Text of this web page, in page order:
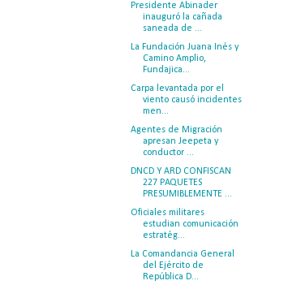
Presidente Abinader
inauguró la cañada
saneada de ...
La Fundación Juana Inés y
Camino Amplio,
Fundajica...
Carpa levantada por el
viento causó incidentes
men...
Agentes de Migración
apresan Jeepeta y
conductor ...
DNCD Y ARD CONFISCAN
227 PAQUETES
PRESUMIBLEMENTE ...
Oficiales militares
estudian comunicación
estratég...
La Comandancia General
del Ejército de
República D...